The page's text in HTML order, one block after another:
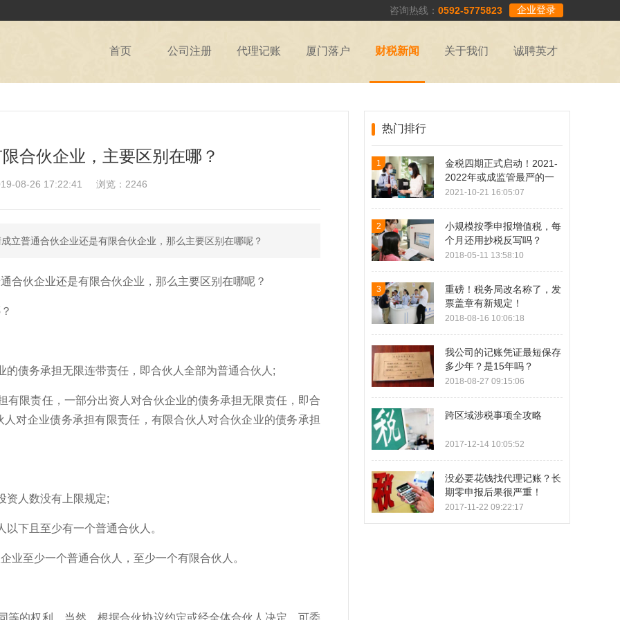
企业登录
咨询热线： 0592-5775823
首页 公司注册 代理记账 厦门落户 财税新闻 关于我们 诚聘英才
合伙企业，主要区别在哪？
08-26 17:22:41 浏览：2246
立普通合伙企业还是有限合伙企业，那么主要区别在哪呢？
合伙企业还是有限合伙企业，那么主要区别在哪呢？
债务承担无限连带责任，即合伙人全部为普通合伙人;
有限责任，一部分出资人对合伙企业的债务承担无限责任，即合
对企业债务承担有限责任，有限合伙人对合伙企业的债务承担
资人数没有上限规定;
下且至少有一个普通合伙人。
业至少一个普通合伙人，至少一个有限合伙人。
等的权利。当然，根据合伙协议约定或经全体合伙人决定，可委
热门排行
1
金税四期正式启动！2021-
2022年或成监管最严的一
年！
2021-10-21 16:05:07
2
小规模按季申报增值税，每
个月还用抄税反写吗？
2018-05-11 13:58:10
3
重磅！税务局改名称了，发
票盖章有新规定！
2018-08-16 10:06:18
我公司的记账凭证最短保存
多少年？是15年吗？
2018-08-27 09:15:06
跨区域涉税事项全攻略
2017-12-14 10:05:52
没必要花钱找代理记账？长
期零申报后果很严重！
2017-11-22 09:22:17